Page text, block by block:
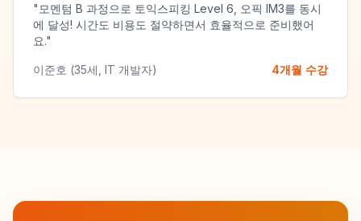
"모멘텀 B 과정으로 토익스피킹 Level 6, 오픽 IM3를 동시
에 달성! 시간도 비용도 절약하면서 효율적으로 준비했어
요."
이준호 (35세, IT 개발자) 4개월 수강